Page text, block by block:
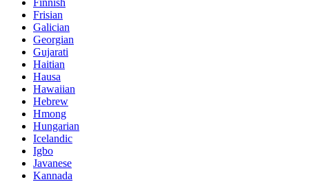
Finnish
Frisian
Galician
Georgian
Gujarati
Haitian
Hausa
Hawaiian
Hebrew
Hmong
Hungarian
Icelandic
Igbo
Javanese
Kannada